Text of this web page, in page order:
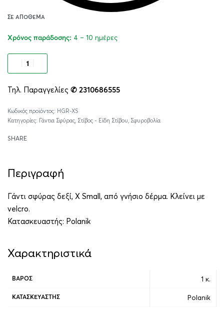
ΣΕ ΑΠΌΘΕΜΑ
Χρόνος παράδοσης: 4 – 10 ημέρες
Τηλ. Παραγγελίες ✆ 2310686555
HGR-XS
Κατηγορίες: Γάντια Σφύρας Στίβος - Είδη Στίβου Σφυροβολία
SHARE
Περιγραφή
Γάντι σφύρας δεξί, X Small, από γνήσιο δέρμα. Κλείνει με
velcro.
Κατασκευαστής: Polanik
Χαρακτηριστικά
ΒΆΡΟΣ 1 κ.
ΚΑΤΑΣΚΕΥΑΣΤΉΣ Polanik